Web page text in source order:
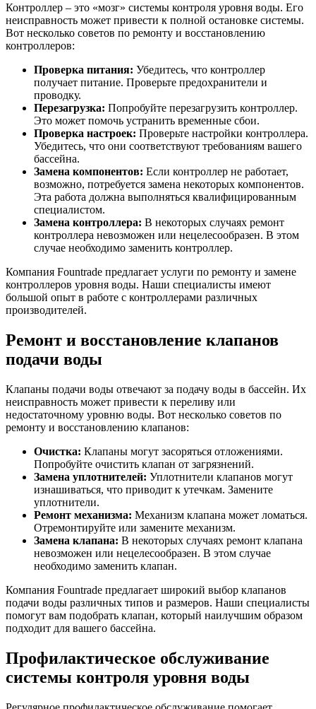
Контроллер – это «мозг» системы контроля уровня воды. Его
неисправность может привести к полной остановке системы.
Вот несколько советов по ремонту и восстановлению
контроллеров:
Проверка питания: Убедитесь, что контроллер
получает питание. Проверьте предохранители и
проводку.
Перезагрузка: Попробуйте перезагрузить контроллер.
Это может помочь устранить временные сбои.
Проверка настроек: Проверьте настройки контроллера.
Убедитесь, что они соответствуют требованиям вашего
бассейна.
Замена компонентов: Если контроллер не работает,
возможно, потребуется замена некоторых компонентов.
Эта работа должна выполняться квалифицированным
специалистом.
Замена контроллера: В некоторых случаях ремонт
контроллера невозможен или нецелесообразен. В этом
случае необходимо заменить контроллер.
Компания Fountrade предлагает услуги по ремонту и замене
контроллеров уровня воды. Наши специалисты имеют
большой опыт в работе с контроллерами различных
производителей.
Ремонт и восстановление клапанов
подачи воды
Клапаны подачи воды отвечают за подачу воды в бассейн. Их
неисправность может привести к переливу или
недостаточному уровню воды. Вот несколько советов по
ремонту и восстановлению клапанов:
Очистка: Клапаны могут засоряться отложениями.
Попробуйте очистить клапан от загрязнений.
Замена уплотнителей: Уплотнители клапанов могут
изнашиваться, что приводит к утечкам. Замените
уплотнители.
Ремонт механизма: Механизм клапана может ломаться.
Отремонтируйте или замените механизм.
Замена клапана: В некоторых случаях ремонт клапана
невозможен или нецелесообразен. В этом случае
необходимо заменить клапан.
Компания Fountrade предлагает широкий выбор клапанов
подачи воды различных типов и размеров. Наши специалисты
помогут вам подобрать клапан, который наилучшим образом
подходит для вашего бассейна.
Профилактическое обслуживание
системы контроля уровня воды